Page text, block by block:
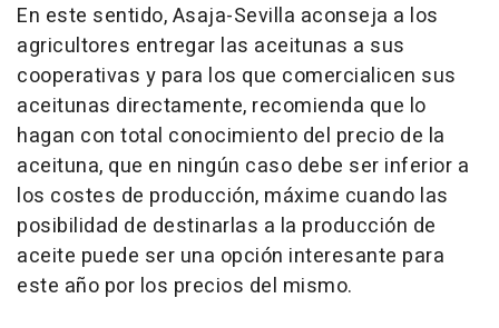
En este sentido, Asaja-Sevilla aconseja a los
agricultores entregar las aceitunas a sus
cooperativas y para los que comercialicen sus
aceitunas directamente, recomienda que lo
hagan con total conocimiento del precio de la
aceituna, que en ningún caso debe ser inferior a
los costes de producción, máxime cuando las
posibilidad de destinarlas a la producción de
aceite puede ser una opción interesante para
este año por los precios del mismo.